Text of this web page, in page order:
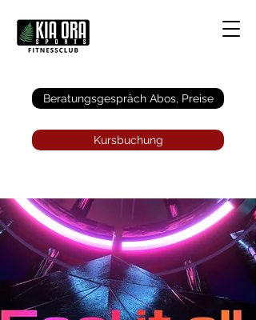
Beratungsgespräch Abos, Preise
Kursbuchung